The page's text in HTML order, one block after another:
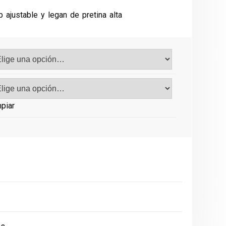
ajustable y legan de pretina alta